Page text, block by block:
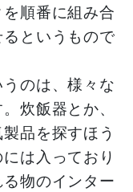
順番に組み合
というもので
のは、様々な
炊飯器とか、
品を探すほう
は入っており
物のインター